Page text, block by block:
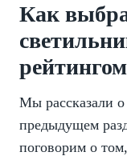
Как
Мы рассказали
предыдущем
поговорим о